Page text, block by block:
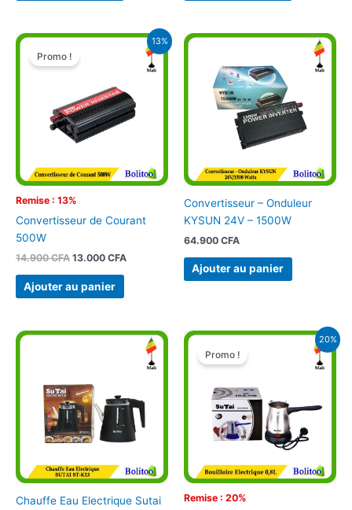
13%
Remise : 13%
Promo !
Convertisseur de Courant
500W
14.900CFA
Le
initial
14.900 CFA.
13.000 CFA
Le
actuel
Ajouter au panier
Convertisseur – Onduleur
KYSUN 24V – 1500W
64.900 CFA
Ajouter au panier
Chauffe Eau Electrique Sutai
20%
Remise : 20%
Promo !
Le
prix
initial
9.900 CFA.
Le